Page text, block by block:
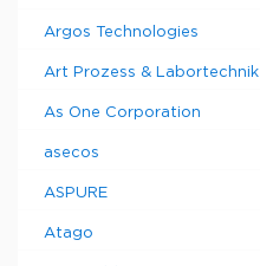
Argos Technologies
Art Prozess & Labortechnik
As One Corporation
asecos
ASPURE
Atago